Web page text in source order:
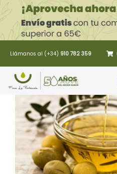
Saltar
al
contenido
Llámanos al (+34) 910 782 359